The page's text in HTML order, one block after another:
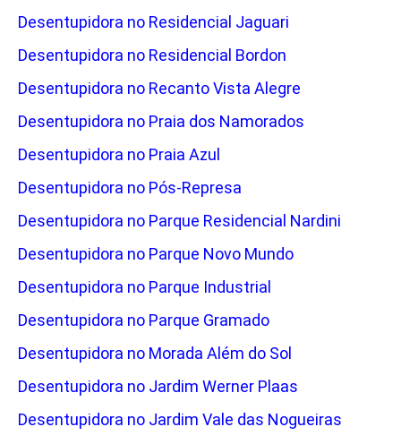
Desentupidora no Residencial Jaguari
Desentupidora no Residencial Bordon
Desentupidora no Recanto Vista Alegre
Desentupidora no Praia dos Namorados
Desentupidora no Praia Azul
Desentupidora no Pós-Represa
Desentupidora no Parque Residencial Nardini
Desentupidora no Parque Novo Mundo
Desentupidora no Parque Industrial
Desentupidora no Parque Gramado
Desentupidora no Morada Além do Sol
Desentupidora no Jardim Werner Plaas
Desentupidora no Jardim Vale das Nogueiras